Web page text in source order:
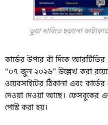
ভুয়া দাবিতে ছড়ানো
কার্ডের উপরে বাঁ দিকে
“০৭ জুন ২০২৬” উল্লেখ করা
ওয়েবসাইটের ঠিকানা এবং
দেওয়া দেওয়া আছে। ফেসবুকের
পোস্ট করা হয়।